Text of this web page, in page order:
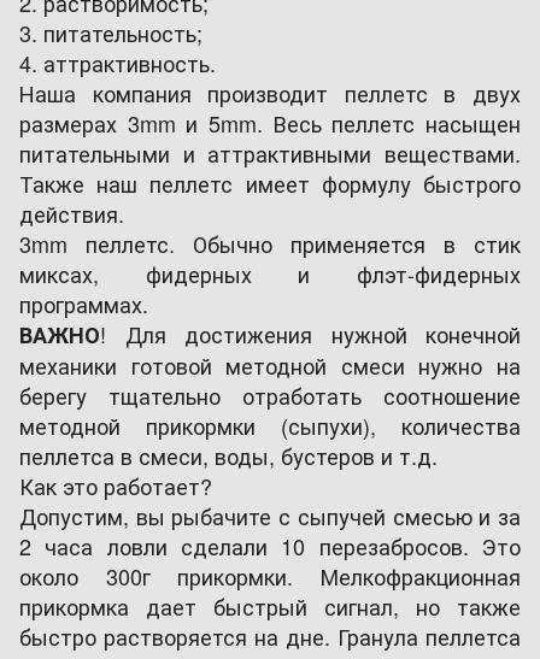
3. питательность;
4. аттрактивность.
Наша компания производит пеллетс в двух
размерах 3mm и 5mm. Весь пеллетс насыщен
питательными и аттрактивными веществами.
Также наш пеллетс имеет формулу быстрого
действия.
3mm пеллетс. Обычно применяется в стик
миксах, фидерных и флэт-фидерных
программах.
ВАЖНО! Для достижения нужной конечной
механики готовой методной смеси нужно на
берегу тщательно отработать соотношение
методной прикормки (сыпухи), количества
пеллетса в смеси, воды, бустеров и т.д.
Как это работает?
Допустим, вы рыбачите с сыпучей смесью и за
2 часа ловли сделали 10 перезабросов. Это
около 300г прикормки. Мелкофракционная
прикормка дает быстрый сигнал, но также
быстро растворяется на дне. Гранула пеллетса